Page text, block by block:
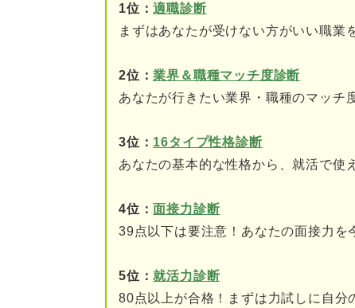
営業事務に向いている人の特徴
①サポートが得意
②臨機応変に対応できる
③チームで働くのが好き
④誰とでもコミュニケー
⑤スケジュール管理能力
1位：適職診断
まずはあなたが受けない方がいい職業
2位：業界＆職種マッチ度診断
あなたが行きたい業界・職種のマッチ
3位： 16タイプ性格診断
あなたの基本的な性格から、就活で使
4位：面接力診断
39点以下は要注意！あなたの面接力を
5位：就活力診断
80点以上が合格！まずは力試しに自分